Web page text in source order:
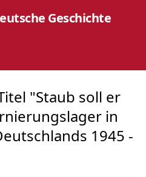
Geschichte
"Staub soll er
in
1945 -